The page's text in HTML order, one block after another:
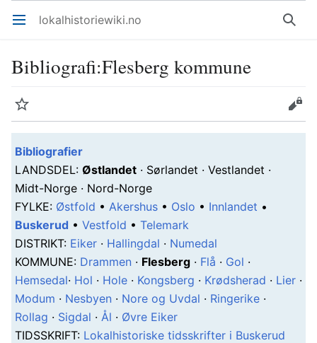
Åpne hovedmenyen lokalhistoriewiki.no Søk
Bibliografi:Flesberg kommune
Overvåk Rediger
Bibliografier
LANDSDEL: Østlandet · Sørlandet · Vestlandet ·
Midt-Norge · Nord-Norge
FYLKE: Østfold • Akershus • Oslo • Innlandet •
Buskerud • Vestfold • Telemark
DISTRIKT: Eiker · Hallingdal · Numedal
KOMMUNE: Drammen · Flesberg · Flå · Gol ·
Hemsedal· Hol · Hole · Kongsberg · Krødsherad · Lier ·
Modum · Nesbyen · Nore og Uvdal · Ringerike ·
Rollag · Sigdal · Ål · Øvre Eiker
TIDSSKRIFT: Lokalhistoriske tidsskrifter i Buskerud